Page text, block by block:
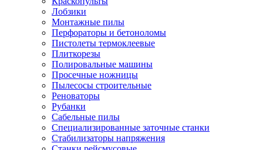
Лобзики
Монтажные пилы
Перфораторы и бетоноломы
Пистолеты термоклеевые
Плиткорезы
Полировальные машины
Просечные ножницы
Пылесосы строительные
Реноваторы
Рубанки
Сабельные пилы
Специализированные заточные станки
Стабилизаторы напряжения